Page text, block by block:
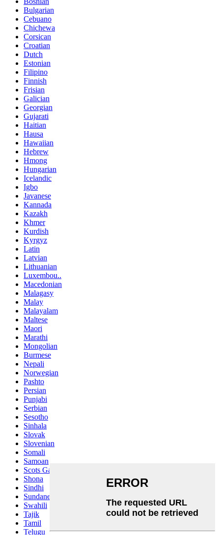
Bulgarian
Cebuano
Chichewa
Corsican
Croatian
Dutch
Estonian
Filipino
Finnish
Frisian
Galician
Georgian
Gujarati
Haitian
Hausa
Hawaiian
Hebrew
Hmong
Hungarian
Icelandic
Igbo
Javanese
Kannada
Kazakh
Khmer
Kurdish
Kyrgyz
Latin
Latvian
Lithuanian
Luxembou..
Macedonian
Malagasy
Malay
Malayalam
Maltese
Maori
Marathi
Mongolian
Burmese
Nepali
Norwegian
Pashto
Persian
Punjabi
Serbian
Sesotho
Sinhala
Slovak
Slovenian
Somali
Samoan
Scots Gaelic
Shona
Sindhi
Sundanese
Swahili
Tajik
Tamil
Telugu